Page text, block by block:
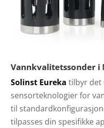
Vannkvalitetssonder i
Solinst Eureka tilbyr det
sensorteknologier for
til
tilpasses din spesifikke